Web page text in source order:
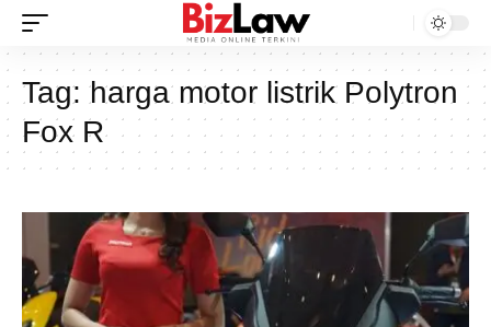
Tag:harga motor listrik Polytron
Fox R